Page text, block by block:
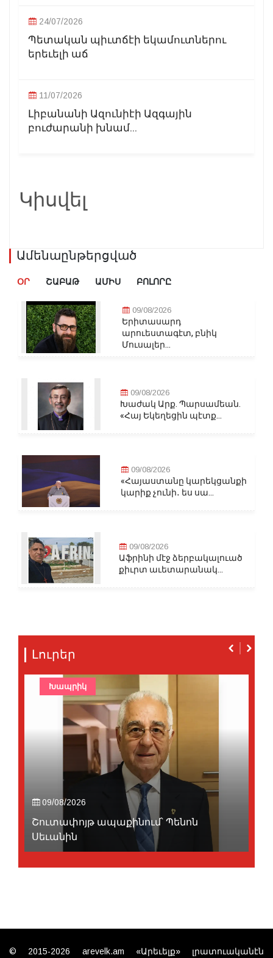
24/07/2026
Պետական պիւտճէի եկամուտներու
երեւելի աճ
11/07/2026
Լիբանանի Ազունիէի Ազգային
բուժարանի խնամ...
Կիսվել
Ամենաընթերցված
ՕՐ ՇԱԲԱԹ ԱՄԻՍ ԲՈԼՈՐԸ
09/08/2026
Երիտասարդ
արուեստագէտ, բնիկ
Մուսալեր...
09/08/2026
Խաժակ Արք. Պարսամեան.
«Հայ Եկեղեցին պէտք...
09/08/2026
«Հայաստանը կարեկցանքի
կարիք չունի․ ես սա...
09/08/2026
Աֆրինի մէջ ձերբակալուած
քիւրտ աւետարանակ...
Լուրեր
09/08/2026
Շուտափոյթ ապաքինում՝ Պենոն
Սեւանին
Խապրիկ
© 2015-2026 arevelk.am «Արեւելք» լրատուականէն